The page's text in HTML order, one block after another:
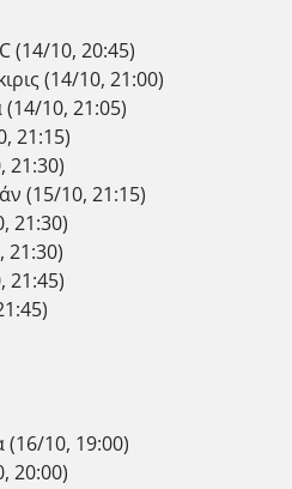
(14/10, 20:45)
(14/10, 21:00)
10, 21:05)
21:15)
21:30)
(15/10, 21:15)
21:30)
21:30)
21:45)
10, 19:00)
20:00)